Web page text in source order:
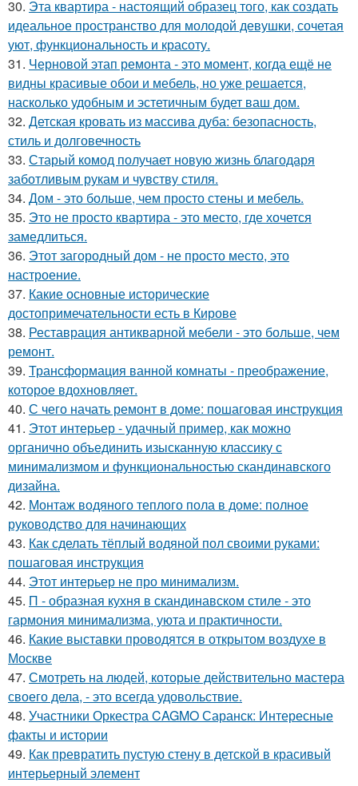
30. Эта квартира - настоящий образец того, как создать
идеальное пространство для молодой девушки, сочетая
уют, функциональность и красоту.
31. Черновой этап ремонта - это момент, когда ещё не
видны красивые обои и мебель, но уже решается,
насколько удобным и эстетичным будет ваш дом.
32. Детская кровать из массива дуба: безопасность,
стиль и долговечность
33. Старый комод получает новую жизнь благодаря
заботливым рукам и чувству стиля.
34. Дом - это больше, чем просто стены и мебель.
35. Это не просто квартира - это место, где хочется
замедлиться.
36. Этот загородный дом - не просто место, это
настроение.
37. Какие основные исторические
достопримечательности есть в Кирове
38. Реставрация антикварной мебели - это больше, чем
ремонт.
39. Трансформация ванной комнаты - преображение,
которое вдохновляет.
40. С чего начать ремонт в доме: пошаговая инструкция
41. Этот интерьер - удачный пример, как можно
органично объединить изысканную классику с
минимализмом и функциональностью скандинавского
дизайна.
42. Монтаж водяного теплого пола в доме: полное
руководство для начинающих
43. Как сделать тёплый водяной пол своими руками:
пошаговая инструкция
44. Этот интерьер не про минимализм.
45. П - образная кухня в скандинавском стиле - это
гармония минимализма, уюта и практичности.
46. Какие выставки проводятся в открытом воздухе в
Москве
47. Смотреть на людей, которые действительно мастера
своего дела, - это всегда удовольствие.
48. Участники Оркестра CAGMO Саранск: Интересные
факты и истории
49. Как превратить пустую стену в детской в красивый
интерьерный элемент